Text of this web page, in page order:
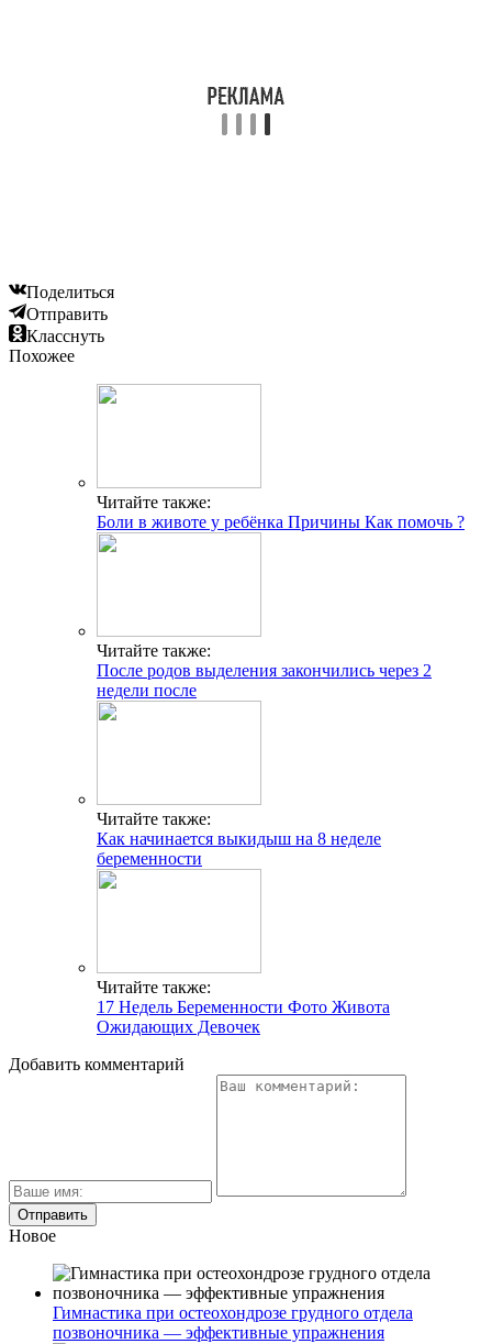
Поделиться
Отправить
Класснуть
Похожее
Читайте также:
Боли в животе у ребёнка Причины Как помочь ?
Читайте также:
После родов выделения закончились через 2
недели после
Читайте также:
Как начинается выкидыш на 8 неделе
беременности
Читайте также:
17 Недель Беременности Фото Живота
Ожидающих Девочек
Добавить комментарий
Новое
Гимнастика при остеохондрозе грудного отдела
позвоночника — эффективные упражнения